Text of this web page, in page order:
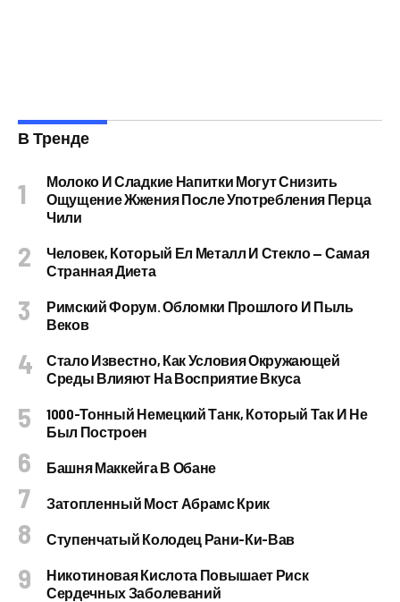
В Тренде
Молоко И Сладкие Напитки Могут Снизить
Ощущение Жжения После Употребления Перца
Чили
Человек, Который Ел Металл И Стекло — Самая
Странная Диета
Римский Форум. Обломки Прошлого И Пыль
Веков
Стало Известно, Как Условия Окружающей
Среды Влияют На Восприятие Вкуса
1000-Тонный Немецкий Танк, Который Так И Не
Был Построен
Башня Маккейга В Обане
Затопленный Мост Абрамс Крик
Ступенчатый Колодец Рани-Ки-Вав
Никотиновая Кислота Повышает Риск
Сердечных Заболеваний